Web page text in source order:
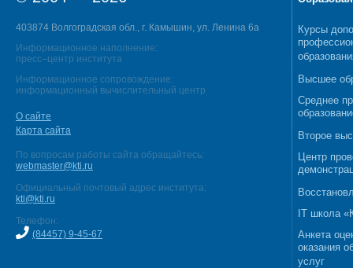
403874 Волгоградская обл., г. Камышин, ул. Ленина 6а
Информационное наполнение:
пресс–центр института
Информационное сопровождение:
информационный вычислительный центр
О сайте
Карта сайта
По вопросам работы сайта обращайтесь:
webmaster@kti.ru
Официальный почтовый адрес института:
kti@kti.ru
Телефон:
(84457) 9-45-67
Курсы
Высшее
Среднее
Второе
Центр
IT школа
Анкета
оказания
услуг